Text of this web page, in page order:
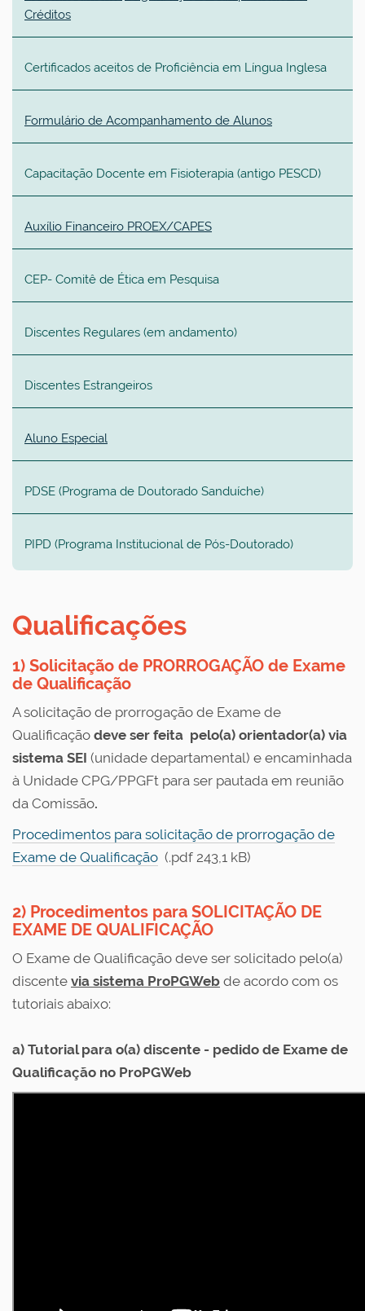
Créditos
Certificados aceitos de Proficiência em Língua Inglesa
Formulário de Acompanhamento de Alunos
Capacitação Docente em Fisioterapia (antigo PESCD)
Auxílio Financeiro PROEX/CAPES
CEP- Comitê de Ética em Pesquisa
Discentes Regulares (em andamento)
Discentes Estrangeiros
Aluno Especial
PDSE (Programa de Doutorado Sanduíche)
PIPD (Programa Institucional de Pós-Doutorado)
Qualificações
1) Solicitação de PRORROGAÇÃO de Exame
de Qualificação
A solicitação de prorrogação de Exame de
Qualificação deve ser feita pelo(a) orientador(a) via
sistema SEI (unidade departamental) e encaminhada
à Unidade CPG/PPGFt para ser pautada em reunião
da Comissão.
Procedimentos para solicitação de prorrogação de
Exame de Qualificação (.pdf 243,1 kB)
2) Procedimentos para SOLICITAÇÃO DE
EXAME DE QUALIFICAÇÃO
O Exame de Qualificação deve ser solicitado pelo(a)
discente via sistema ProPGWeb de acordo com os
tutoriais abaixo:
a) Tutorial para o(a) discente - pedido de Exame de
Qualificação no ProPGWeb